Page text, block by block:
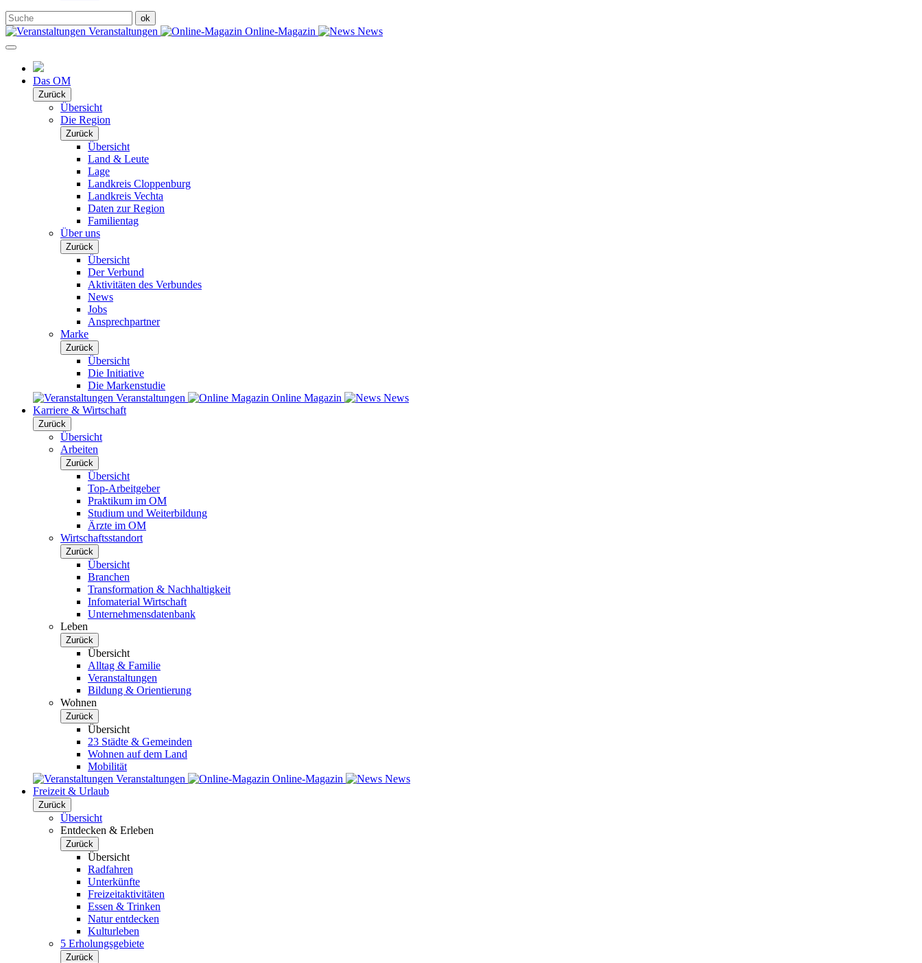
Veranstaltungen Online-Magazin News
Das OM
Zurück
Übersicht
Die Region
Zurück
Übersicht
Land & Leute
Lage
Landkreis Cloppenburg
Landkreis Vechta
Daten zur Region
Familientag
Über uns
Zurück
Übersicht
Der Verbund
Aktivitäten des Verbundes
News
Jobs
Ansprechpartner
Marke
Zurück
Übersicht
Die Initiative
Die Markenstudie
Veranstaltungen
Online Magazin
News
Karriere & Wirtschaft
Zurück
Übersicht
Arbeiten
Zurück
Übersicht
Top-Arbeitgeber
Praktikum im OM
Studium und Weiterbildung
Ärzte im OM
Wirtschaftsstandort
Zurück
Übersicht
Branchen
Transformation & Nachhaltigkeit
Infomaterial Wirtschaft
Unternehmensdatenbank
Leben
Zurück
Übersicht
Alltag & Familie
Veranstaltungen
Bildung & Orientierung
Wohnen
Zurück
Übersicht
23 Städte & Gemeinden
Wohnen auf dem Land
Mobilität
Veranstaltungen
Online-Magazin
News
Freizeit & Urlaub
Zurück
Übersicht
Entdecken & Erleben
Zurück
Übersicht
Radfahren
Unterkünfte
Freizeitaktivitäten
Essen & Trinken
Natur entdecken
Kulturleben
5 Erholungsgebiete
Zurück